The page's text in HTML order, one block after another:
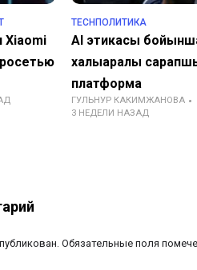
Xiaomi
TECHПОЛИТИКА
AI этикасы
халықаралық
платформа
ГУЛЬНУР КАКИМЖАНОВА
3 НЕДЕЛИ НАЗАД
Обязательные поля